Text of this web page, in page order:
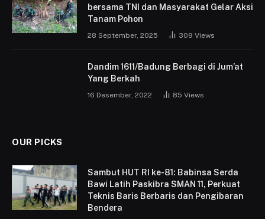
bersama TNI dan Masyarakat Gelar Aksi
Tanam Pohon
28 September, 2025 309 Views
Dandim 1611/Badung Berbagi di Jum’at
Yang Berkah
16 Desember, 2022 85 Views
OUR PICKS
Sambut HUT RI ke-81: Babinsa Serda
Bawi Latih Paskibra SMAN 11, Perkuat
Teknis Baris Berbaris dan Pengibaran
Bendera